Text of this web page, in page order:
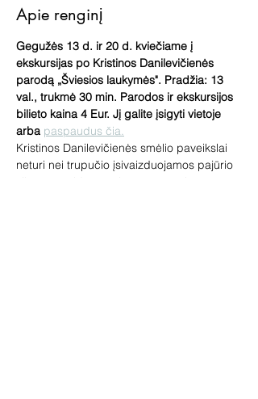
Apie renginį
Gegužės 13 d. ir 20 d. kviečiame į
ekskursijas po Kristinos Danilevičienės
parodą „Šviesios laukymės". Pradžia: 13
val., trukmė 30 min. Parodos ir ekskursijos
bilieto kaina 4 Eur. Jį galite įsigyti vietoje
arba paspaudus čia.
Kristinos Danilevičienės smėlio paveikslai
neturi nei trupučio įsivaizduojamos pajūrio